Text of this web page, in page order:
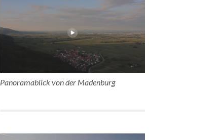
Panoramablick von der Madenburg